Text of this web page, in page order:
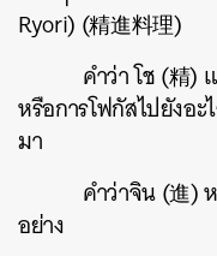
Ryori) (精進料理)
คำว่า โช (精)
หรือการโฟกัสไปยังอ
มา
คำว่าจิน (進)
อย่าง